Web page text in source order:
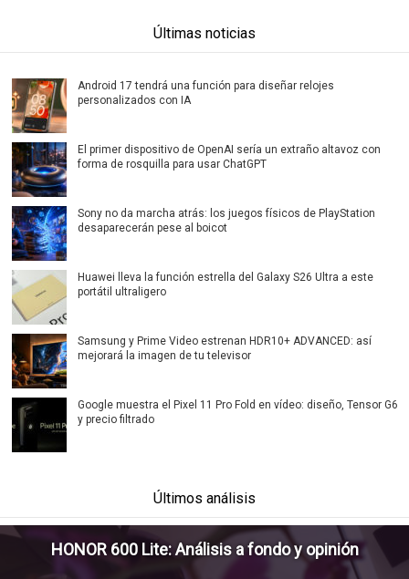
Últimas noticias
Android 17 tendrá una función para diseñar relojes
personalizados con IA
El primer dispositivo de OpenAI sería un extraño altavoz con
forma de rosquilla para usar ChatGPT
Sony no da marcha atrás: los juegos físicos de PlayStation
desaparecerán pese al boicot
Huawei lleva la función estrella del Galaxy S26 Ultra a este
portátil ultraligero
Samsung y Prime Video estrenan HDR10+ ADVANCED: así
mejorará la imagen de tu televisor
Google muestra el Pixel 11 Pro Fold en vídeo: diseño, Tensor G6
y precio filtrado
Últimos análisis
HONOR 600 Lite: Análisis a fondo y opinión